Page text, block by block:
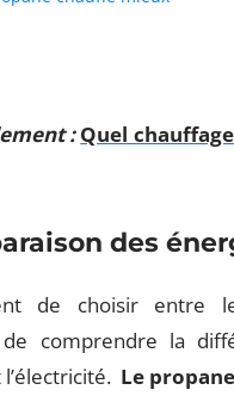
: Quel
des
de choisir entre
comprendre la
Le